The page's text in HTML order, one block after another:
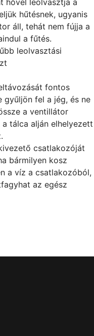
hővel leolvasztja a
hűtésnek, ugyanis
áll, tehát nem fújja a
újraindul a fűtés.
fontos
gyűljön fel a jég, és ne
a ventillátor
alján elhelyezett
a víz.
csatlakozóját
bármilyen kosz
a víz a csatlakozóból,
az egész